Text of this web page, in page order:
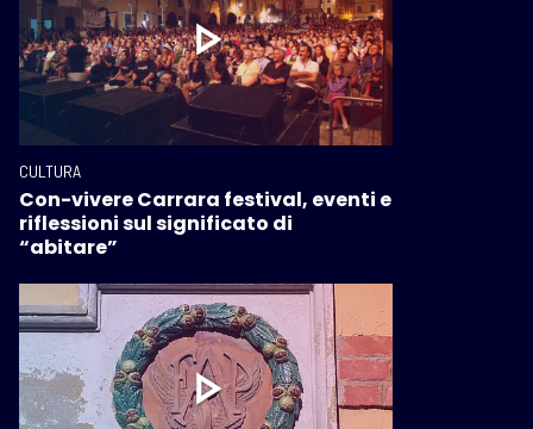
CULTURA
Con-vivere Carrara festival, eventi e
riflessioni sul significato di
“abitare”